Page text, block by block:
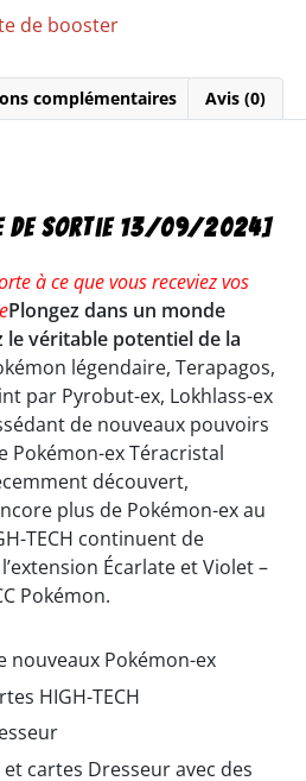
de booster
complémentaires Avis (0)
de sortie 13/09/2024]
à ce que vous receviez vos
Plongez dans un monde
véritable potentiel de la
légendaire, Terapagos,
par Pyrobut-ex, Lokhlass-ex
de nouveaux pouvoirs
Pokémon-ex Téracristal
découvert,
plus de Pokémon-ex au
TECH continuent de
Écarlate et Violet –
Pokémon.
nouveaux Pokémon-ex
HIGH-TECH
cartes Dresseur avec des